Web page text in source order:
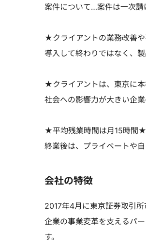
案件について…案件は一次請
★クライアントの業務改善
導入して終わりではなく、
★クライアントは、東京に
社会への影響力が大きい企
★平均残業時間は月15時間★
終業後は、プライベートや
会社の特徴
2017年4月に東京証券取引所
企業の事業変革を支えるパ
す。